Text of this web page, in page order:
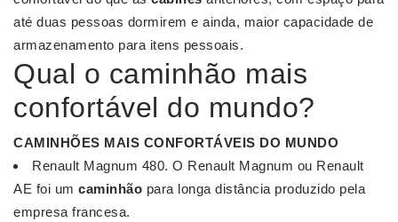
até duas pessoas dormirem e ainda, maior capacidade de
armazenamento para itens pessoais.
Qual o caminhão mais
confortável do mundo?
CAMINHÕES MAIS CONFORTÁVEIS DO MUNDO
Renault Magnum 480. O Renault Magnum ou Renault
AE foi um caminhão para longa distância produzido pela
empresa francesa.